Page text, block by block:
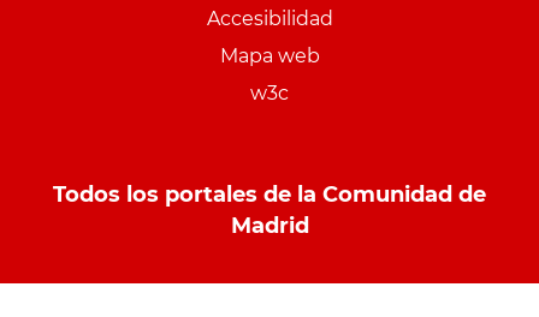
Accesibilidad
Mapa web
w3c
Todos los portales de la Comunidad de
Madrid